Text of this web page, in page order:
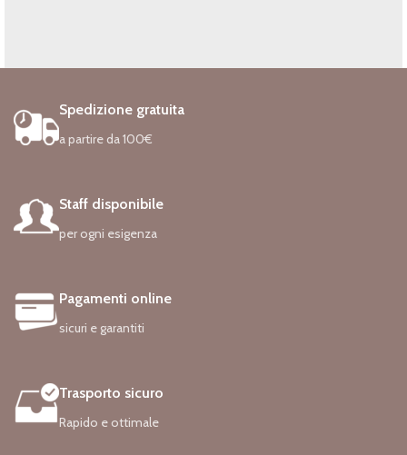
Decor
Rhoncus quisque sollicitudin
Spedizione gratuita
a partire da 100€
Staff disponibile
per ogni esigenza
Pagamenti online
sicuri e garantiti
Trasporto sicuro
Rapido e ottimale